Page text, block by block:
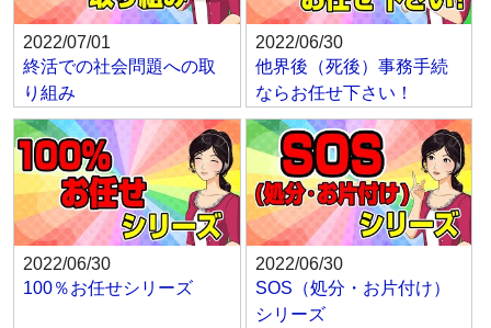
2022/07/01
終活での社会問題への取
り組み
2022/06/30
他界後（死後）事務手続
ならお任せ下さい！
2022/06/30
100％お任せシリーズ
2022/06/30
SOS（処分・お片付け）
シリーズ